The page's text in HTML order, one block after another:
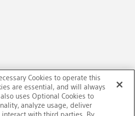
ついての
Cookies to operate this
are essential, and will always
uses Optional Cookies to
analyze usage, deliver
with third parties. By